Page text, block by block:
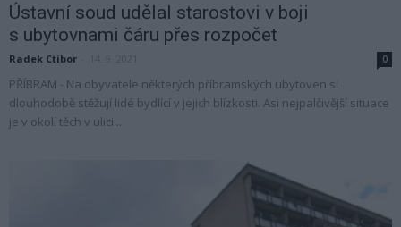
Ústavní soud udělal starostovi v boji
s ubytovnami čáru přes rozpočet
Radek Ctibor 0
PŘÍBRAM - Na obyvatele některých příbramských ubytoven si
dlouhodobě stěžují lidé bydlící v jejich blízkosti. Asi nejpalčivější situace
je v okolí těch v ulici...